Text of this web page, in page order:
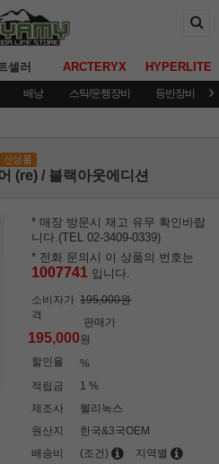
셀러 ARCTERYX HYPERLITE
배낭 스틱/운행장비 등반장비
(re) / 블랙아웃에디션
* 매장 방문시 재고 유무 확인바랍
니다.(TEL 02-3409-0339)
* 전화 문의시 이 상품의 번호는
1007741 입니다.
소비자가
격
195,000원
판매가
195,000원
할인율
%
적립금
1 %
제조사
헬리녹스
원산지
한국&3국OEM
배송비
(조건) 지역별